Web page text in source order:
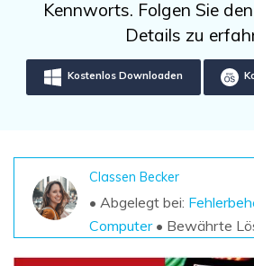
Unbegrenzte Daten vom Mac-
wiederherstellen
Kostenlos
Verlorene/gel?schte Daten
Kostenlos
Datenverlust-Szenarien
Aktuelles Thema
search
Kennworts. Folgen Sie
Details zu
Kostenlos Downloaden
Classen Becker
• Abgelegt bei:
Computer• Bewährte